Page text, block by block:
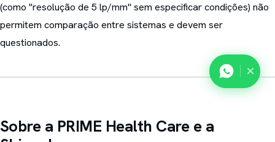
(como "resolução de 5 lp/mm" sem especificar condições) não
permitem comparação entre sistemas e devem ser
questionados.
Sobre a PRIME Health Care e a